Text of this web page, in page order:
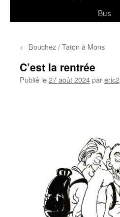
Bus
← Bouchez / Taton à Mons
C’est la rentrée
Publié le27 août 2024pareric2